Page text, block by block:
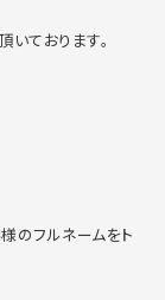
ております。
のフルネームをト